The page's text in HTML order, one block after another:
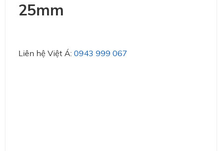
25mm
Liên hệ Việt Á: 0943 999 067